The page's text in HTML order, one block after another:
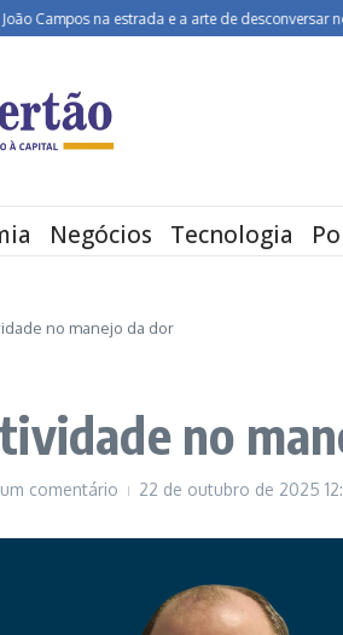
na estrada e a arte de desconversar no
Negócios Tecnologia
no manejo da dor
no
comentário 22 de outubro de 2025